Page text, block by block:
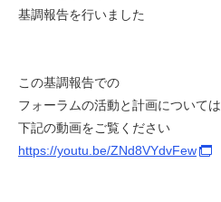
基調報告を行いました
この基調報告での
フォーラムの活動と計画については
下記の動画をご覧ください
https://youtu.be/ZNd8VYdvFew